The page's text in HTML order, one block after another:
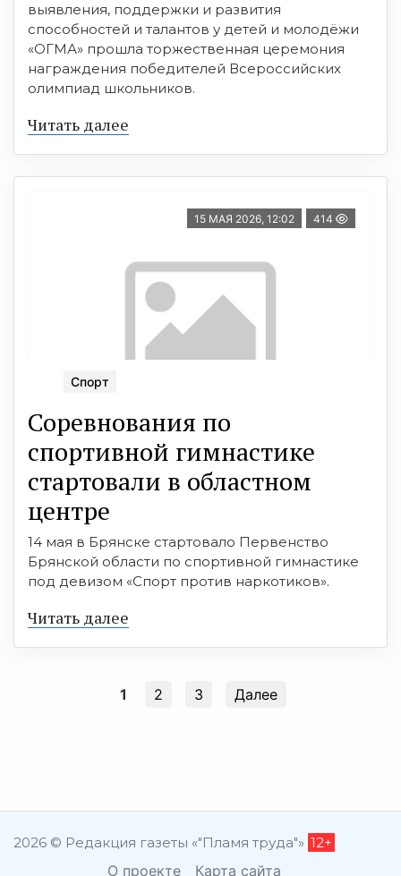
выявления, поддержки и развития
способностей и талантов у детей и молодёжи
«ОГМА» прошла торжественная церемония
награждения победителей Всероссийских
олимпиад школьников.
Читать далее
15 МАЯ 2026, 12:02 414
Спорт
Соревнования по
спортивной гимнастике
стартовали в областном
центре
14 мая в Брянске стартовало Первенство
Брянской области по спортивной гимнастике
под девизом «Спорт против наркотиков».
Читать далее
1 2 3 Далее
2026 © Редакция газеты «"Пламя труда"» 12+
О проекте Карта сайта